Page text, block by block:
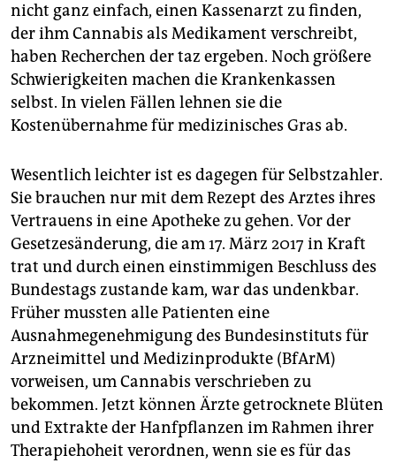
nicht ganz einfach, einen Kassenarzt zu finden,
der ihm Cannabis als Medikament verschreibt,
haben Recherchen der taz ergeben. Noch größere
Schwierigkeiten machen die Krankenkassen
selbst. In vielen Fällen lehnen sie die
Kostenübernahme für medizinisches Gras ab.
Wesentlich leichter ist es dagegen für Selbstzahler.
Sie brauchen nur mit dem Rezept des Arztes ihres
Vertrauens in eine Apotheke zu gehen. Vor der
Gesetzesänderung, die am 17. März 2017 in Kraft
trat und durch einen einstimmigen Beschluss des
Bundestags zustande kam, war das undenkbar.
Früher mussten alle Patienten eine
Ausnahmegenehmigung des Bundesinstituts für
Arzneimittel und Medizinprodukte (BfArM)
vorweisen, um Cannabis verschrieben zu
bekommen. Jetzt können Ärzte getrocknete Blüten
und Extrakte der Hanfpflanzen im Rahmen ihrer
Therapiehoheit verordnen, wenn sie es für das